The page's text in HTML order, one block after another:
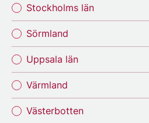
Stockholms län
Sörmland
Uppsala län
Värmland
Västerbotten